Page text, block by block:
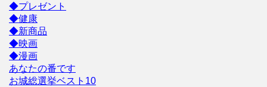
◆プレゼント
◆健康
◆新商品
◆映画
◆漫画
あなたの番です
お城総選挙ベスト10